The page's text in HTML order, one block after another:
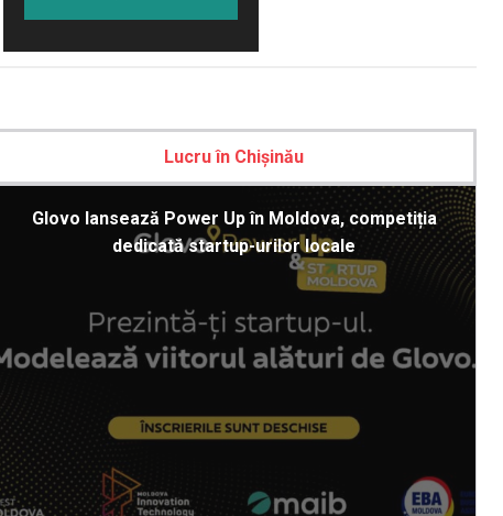
Lucru în Chișinău
Glovo lansează Power Up în Moldova, competiția
dedicată startup-urilor locale